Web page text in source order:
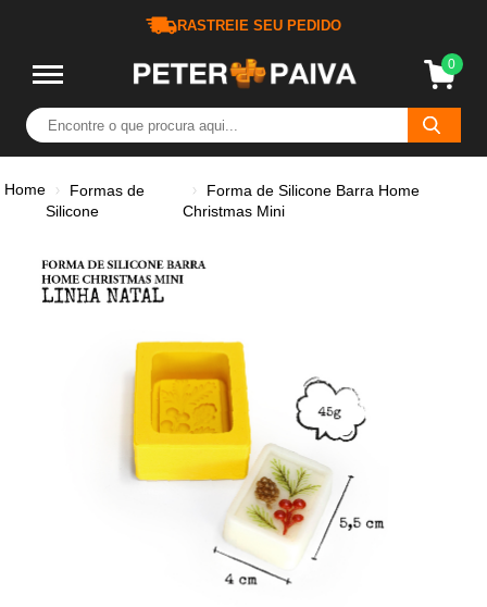
RASTREIE SEU PEDIDO
0
Home
Formas de
Silicone
Forma de Silicone Barra Home
Christmas Mini